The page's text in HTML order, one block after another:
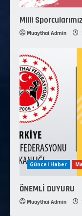
Milli
Muaythai Admin
Güncel Haber
ÖNEMLİ DUYURU
Muaythai Admin